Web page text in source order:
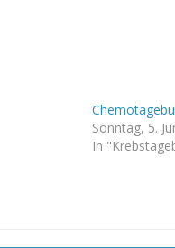
Sonntag, 5.
In